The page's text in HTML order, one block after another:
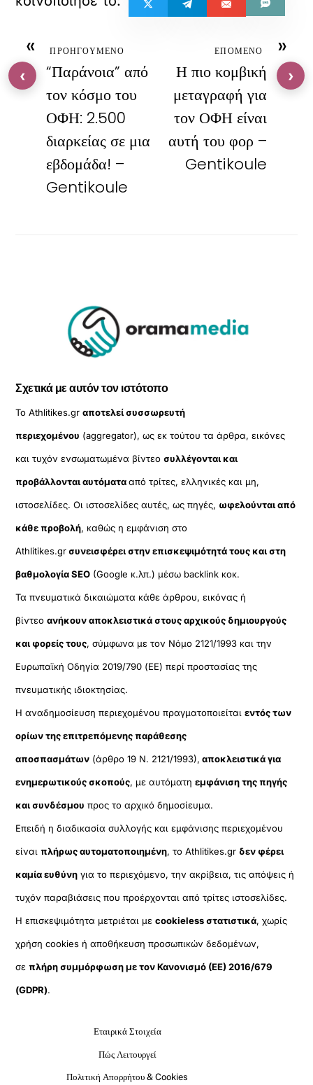
« ΠΡΟΗΓΟΥΜΕΝΟ
“Παράνοια” από
τον κόσμο του
ΟΦΗ: 2.500
διαρκείας σε μια
εβδομάδα! –
Gentikoule
»
ΕΠΟΜΕΝΟ
Η πιο κομβική
μεταγραφή για
τον ΟΦΗ είναι
αυτή του φορ –
Gentikoule
Σχετικά με αυτόν τον ιστότοπο
Το Athlitikes.grαποτελεί συσσωρευτή
περιεχομένου (aggregator), ως εκ τούτου τα άρθρα, εικόνες
και τυχόν ενσωματωμένα βίντεοσυλλέγονται και
προβάλλονται αυτόματααπό τρίτες, ελληνικές και μη,
ιστοσελίδες. Οι ιστοσελίδες αυτές, ως πηγές, ωφελούνται από
κάθε προβολή, καθώς η εμφάνιση στο
Athlitikes.grσυνεισφέρει στην επισκεψιμότητά τους και στη
βαθμολογία SEO (Google κ.λπ.) μέσω backlink κοκ.
Τα πνευματικά δικαιώματα κάθε άρθρου, εικόνας ή
βίντεοανήκουν αποκλειστικά στους αρχικούς δημιουργούς
και φορείς τους, σύμφωνα με τον Νόμο 2121/1993 και την
Ευρωπαϊκή Οδηγία 2019/790 (ΕΕ) περί προστασίας της
πνευματικής ιδιοκτησίας.
Η αναδημοσίευση περιεχομένου πραγματοποιείταιεντός των
ορίων της επιτρεπόμενης παράθεσης
αποσπασμάτων (άρθρο 19 Ν. 2121/1993), αποκλειστικά για
ενημερωτικούς σκοπούς, με αυτόματηεμφάνιση της πηγής
και συνδέσμου προς το αρχικό δημοσίευμα.
Επειδή η διαδικασία συλλογής και εμφάνισης περιεχομένου
είναιπλήρως αυτοματοποιημένη, το Athlitikes.gr δεν φέρει
καμία ευθύνη για το περιεχόμενο, την ακρίβεια, τις απόψεις ή
τυχόν παραβιάσεις που προέρχονται από τρίτες ιστοσελίδες.
Η επισκεψιμότητα μετριέται μεcookieless στατιστικά, χωρίς
χρήση cookies ή αποθήκευση προσωπικών δεδομένων,
σεπλήρη συμμόρφωση με τον Κανονισμό (ΕΕ) 2016/679
(GDPR).
Εταιρικά Στοιχεία
Πώς Λειτουργεί
Πολιτική Απορρήτου & Cookies
‹ ›